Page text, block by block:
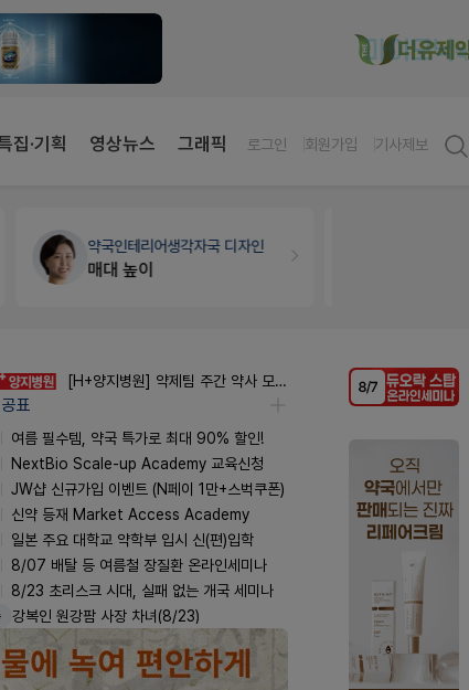
집·기획 영상뉴스 그래픽 로그인 회원가입 기사제보
약국인테리어생각자국 디자인
매대 높이
[H+양지병원] 약제팀 주간 약사 모집 (정규직)
표
여름 필수템, 약국 특가로 최대 90% 할인!
NextBio Scale-up Academy 교육신청
JW샵 신규가입 이벤트 (N페이 1만+스벅쿠폰)
신약 등재 Market Access Academy
일본 주요 대학교 약학부 입시 신(편)입학
8/07 배탈 등 여름철 장질환 온라인세미나
8/23 초리스크 시대, 실패 없는 개국 세미나
강복인 원강팜 사장 차녀(8/23)